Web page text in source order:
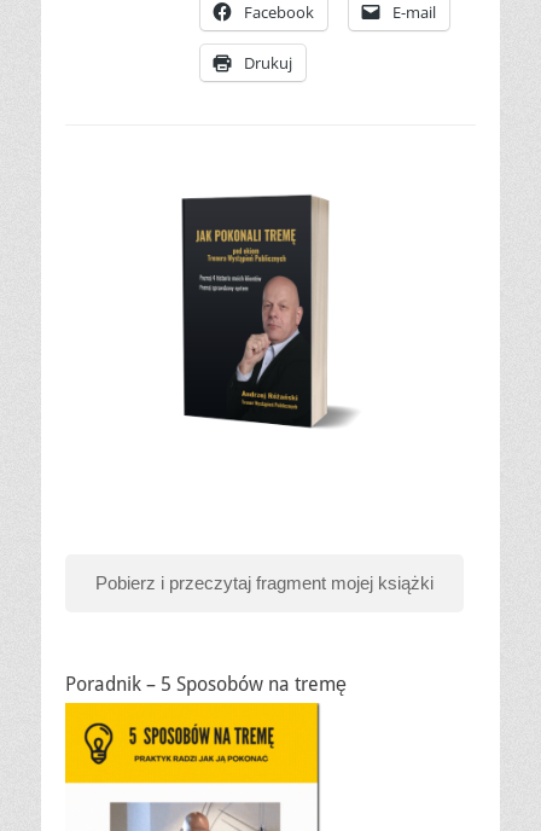
Facebook E-mail
Drukuj
Pobierz i przeczytaj fragment mojej książki
Poradnik – 5 Sposobów na tremę